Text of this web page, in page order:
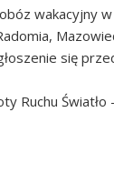
wakacyjny
się
Ruchu